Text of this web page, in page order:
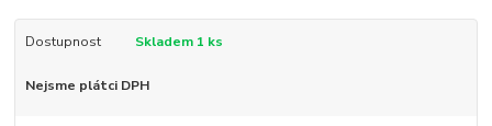
Dostupnost Skladem 1 ks
Nejsme plátci DPH